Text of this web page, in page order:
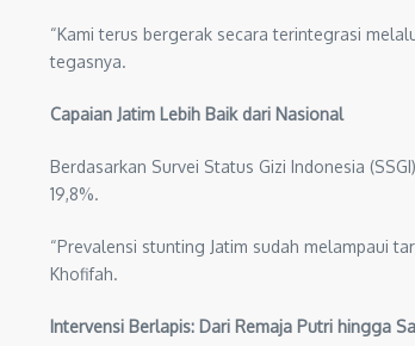
“Kami terus bergerak secara terintegrasi
tegasnya.
Capaian Jatim Lebih Baik dari Nasional
Berdasarkan Survei Status Gizi Indonesia
19,8%.
“Prevalensi stunting Jatim sudah melampaui
Khofifah.
Intervensi Berlapis: Dari Remaja Putri hingga